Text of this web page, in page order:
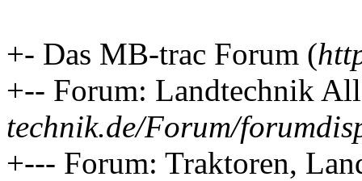
+- Das MB-trac Forum (
+-- Forum: Landtechnik
technik.de/Forum/
+--- Forum: Traktoren,